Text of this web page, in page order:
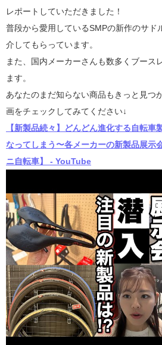
レポートしていただきました！
普段から愛用しているSMPの新作のサド
介してもらっています。
また、国内メーカーさんも数多くブース
ます。
あなたのまだ知らない商品もきっと見つ
画をチェックしてみてください↓
【新製品続々】どんどん進化する自転車
なってしまう〜各メーカーの新製品展示
ニ自転車】 - YouTube